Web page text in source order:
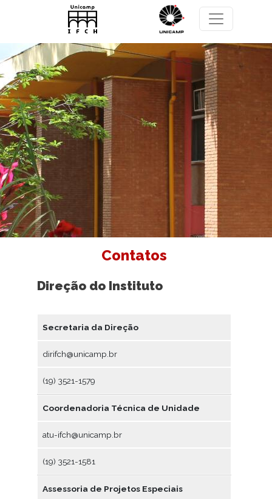
Pular para o conteúdo principal
Contatos
Direção do Instituto
Secretaria da Direção
dirifch@unicamp.br
(19) 3521-1579
Coordenadoria Técnica de Unidade
atu-ifch@unicamp.br
(19) 3521-1581
Assessoria de Projetos Especiais